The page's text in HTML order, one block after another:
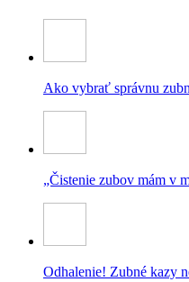
Ako vybrať správnu
„Čistenie zubov mám v
Odhalenie! Zubné kazy